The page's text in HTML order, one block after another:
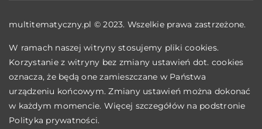
multitematyczny.pl © 2023. Wszelkie prawa zastrzeżone.
W ramach naszej witryny stosujemy pliki cookies.
Korzystanie z witryny bez zmiany ustawień dot. cookies
oznacza, że będą one zamieszczane w Państwa
urządzeniu końcowym. Zmiany ustawień można dokonać
w każdym momencie. Więcej szczegółów na podstronie
Polityka prywatności.